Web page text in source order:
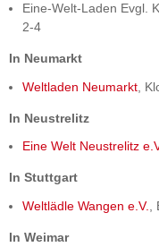
Eine-Welt-Laden Evgl.
2-4
In Neumarkt
Weltladen Neumarkt ,
In Neustrelitz
Eine Welt Neustrelitz
In Stuttgart
Weltlädle Wangen e.V.
In Weimar